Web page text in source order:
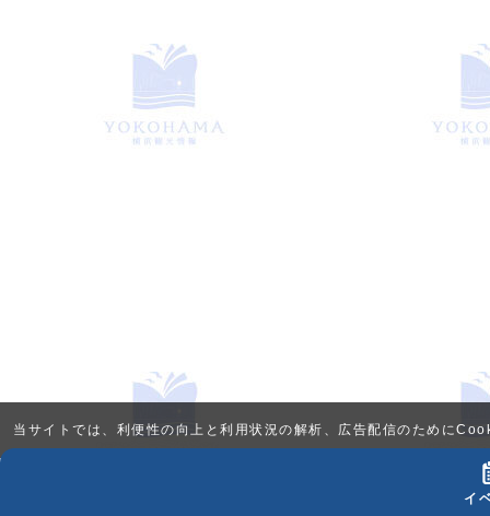
当サイトでは、利便性の向上と利用状況の解析、広告配信のために
イ